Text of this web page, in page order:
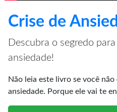
Crise de
Descubra o segredo
ansiedade!
Não leia este livro se você
ansiedade. Porque ele vai te